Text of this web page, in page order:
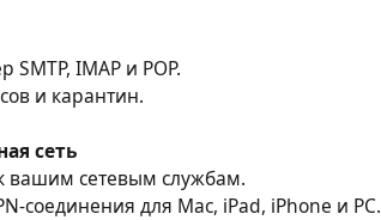
IMAP и POP.
и карантин.
сеть
вашим сетевым службам.
соединения для Mac, iPad, iPhone и PC.